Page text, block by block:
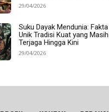
29/04/2026
Suku Dayak Mendunia: Fakta
Unik Tradisi Kuat yang Masih
Terjaga Hingga Kini
29/04/2026